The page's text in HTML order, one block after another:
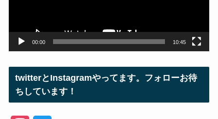
00:00 10:45
twitterとInstagramやってます。フォローお待
ちしています！